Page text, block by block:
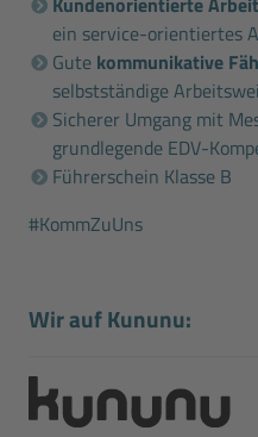
ein service-orientiertes
Gute kommunikative
selbstständige
Sicherer Umgang mit
grundlegende EDV-
Führerschein Klasse B
#KommZuUns
Wir auf Kununu: